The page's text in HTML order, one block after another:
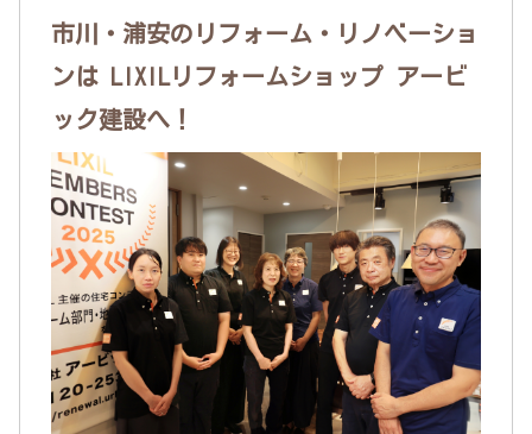
市川・浦安のリフォーム・リノベーショ
ンは LIXILリフォームショップ アービ
ック建設へ！